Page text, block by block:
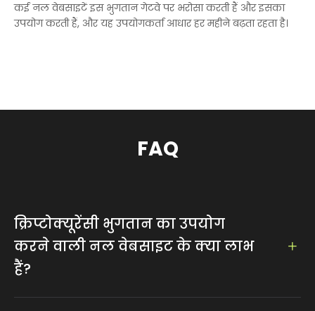
कई नल वेबसाइटें इस भुगतान गेटवे पर भरोसा करती हैं और इसका
उपयोग करती हैं, और यह उपयोगकर्ता आधार हर महीने बढ़ता रहता है।
FAQ
क्रिप्टोक्यूरेंसी भुगतान का उपयोग
करने वाली नल वेबसाइट के क्या लाभ
हैं?